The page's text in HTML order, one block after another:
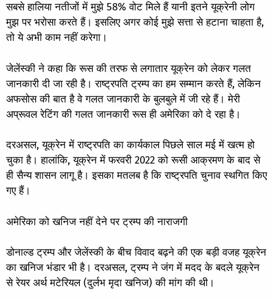
सबसे हालिया नतीजों में मुझे 58% वोट मिले हैं यानी इतने यूक्रेनी लोग
मुझ पर भरोसा करते हैं। इसलिए अगर कोई मुझे सत्ता से हटाना चाहता है,
तो ये अभी काम नहीं करेगा।
जेलेंस्की ने कहा कि रूस की तरफ से लगातार यूक्रेन को लेकर गलत
जानकारी दी जा रही है। राष्ट्रपति ट्रम्प का हम सम्मान करते हैं, लेकिन
अफसोस की बात है वे गलत जानकारी के बुलबुले में जी रहे हैं। मेरी
अप्रूवल रेटिंग की गलत जानकारी रूस ही अमेरिका को दे रहा है।
दरअसल, यूक्रेन में राष्ट्रपति का कार्यकाल पिछले साल मई में खत्म हो
चुका है। हालांकि, यूक्रेन में फरवरी 2022 को रूसी आक्रमण के बाद से
ही सैन्य शासन लागू है। इसका मतलब है कि राष्ट्रपति चुनाव स्थगित किए
गए हैं।
अमेरिका को खनिज नहीं देने पर ट्रम्प की नाराजगी
डोनाल्ड ट्रम्प और जेलेंस्की के बीच विवाद बढ़ने की एक बड़ी वजह यूक्रेन
का खनिज भंडार भी है। दरअसल, ट्रम्प ने जंग में मदद के बदले यूक्रेन
से रेयर अर्थ मटेरियल (दुर्लभ मृदा खनिज) की मांग की थी।